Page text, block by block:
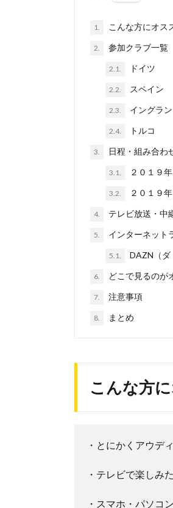
1. こんな方にオス
2. 参加クラブ一覧
2.1. ドイツ
2.2. スペイン
2.3. イングラ
2.4. トルコ
3. 日程・組み合わ
3.1. ２０１９
3.2. ２０１９
4. テレビ放送・中
5. インターネット
5.1. DAZN（
6. どこで見るのが
7. 注意事項
8. まとめ
こんな方
・とにかくアウデ
・テレビで楽しみ
・スマホ・パソコ